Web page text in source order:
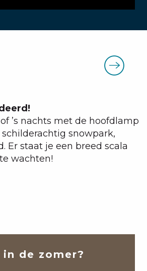
en vooruitgang
’s nachts met de hoofdlamp
snowpark,
Er staat je een breed scala
wachten!
in de zomer?